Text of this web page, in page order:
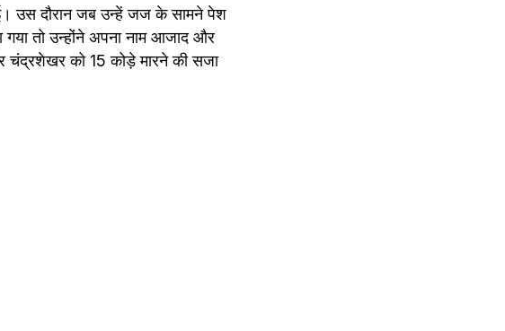
उस दौरान जब उन्हें जज के सामने पेश
तो उन्होंने अपना नाम आजाद और
चंद्रशेखर को 15 कोड़े मारने की सजा